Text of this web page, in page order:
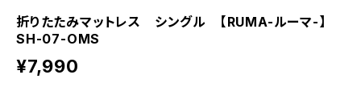
折りたたみマットレス シングル 【RUMA-ルーマ-】
SH-07-OMS
¥7,990